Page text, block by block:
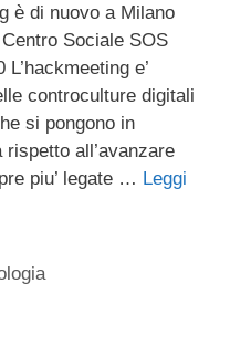
è di nuovo a Milano
Sociale SOS
e’
controculture digitali
si pongono in
all’avanzare
piu’ legate … Leggi